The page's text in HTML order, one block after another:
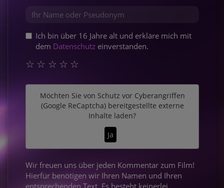
Ich bin über 16 Jahre alt und erkläre mich mit
dem Datenschutz einverstanden.
☆
☆
☆
☆
☆
Möchten Sie von Schutz vor Cyberangriffen
(Google ReCaptcha)bereitgestellte externe
Inhalte laden?
Ja
Wir freuen uns über jeden Kommentar zum Film!
Hierfür benötigen wir Ihren Namen und Ihren